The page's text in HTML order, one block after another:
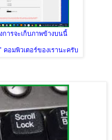
การจะเก็บภาพข้างบนนี้
คอมพิวเตอร์ของเรานะครับ